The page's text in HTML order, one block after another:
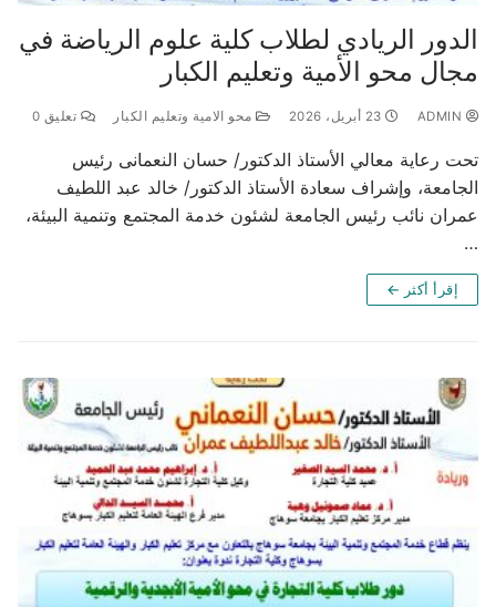
الدور الريادي لطلاب كلية علوم الرياضة في
مجال محو الأمية وتعليم الكبار
23 أبريل، 2026 محو الامية وتعليم الكبار تعليق 0
تحت رعاية معالي الأستاذ الدكتور/ حسان النعمانى رئيس
الجامعة، وإشراف سعادة الأستاذ الدكتور/ خالد عبد اللطيف
عمران نائب رئيس الجامعة لشئون خدمة المجتمع وتنمية البيئة،
…
إقرأ أكثر ←